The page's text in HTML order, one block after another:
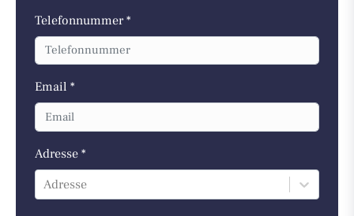
Telefonnummer *
Email *
Adresse *
Adresse